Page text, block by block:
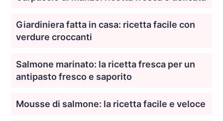
Giardiniera fatta in casa: ricetta facile con
verdure croccanti
Salmone marinato: la ricetta fresca per un
antipasto fresco e saporito
Mousse di salmone: la ricetta facile e veloce